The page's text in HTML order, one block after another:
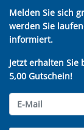
Melden Sie sich
werden Sie
informiert.
Jetzt erhalten
5,00 Gutschein!